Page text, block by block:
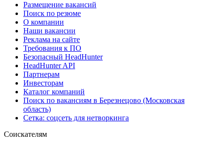
Размещение вакансий
Поиск по резюме
О компании
Наши вакансии
Реклама на сайте
Требования к ПО
Безопасный HeadHunter
HeadHunter API
Партнерам
Инвесторам
Каталог компаний
Поиск по вакансиям в Березнецово (Московская
область)
Сетка: соцсеть для нетворкинга
Соискателям